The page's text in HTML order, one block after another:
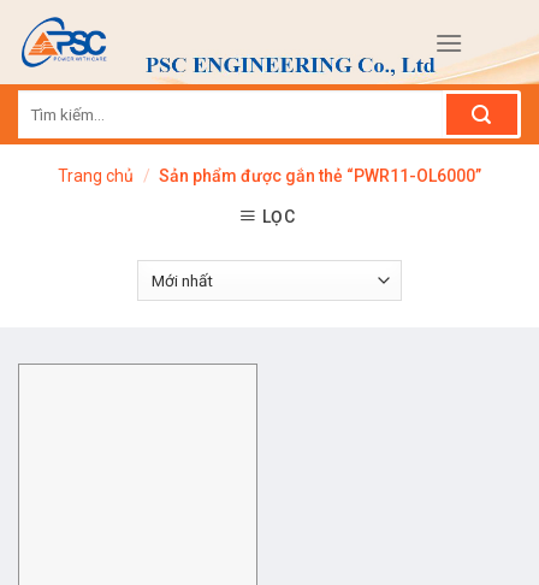
content
kiếm:
Trang chủ / Sản phẩm được gắn thẻ “PWR11-OL6000”
LỌC